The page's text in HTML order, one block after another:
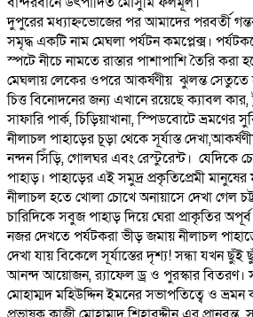
দুপুরের মধ্যাহ্নভোজের পর আমাদের পরবর্তী
সমৃদ্ধ একটি নাম মেঘলা পর্যটন কমপ্লেক্স।
স্পটে নীচে নামতে রাস্তার পাশাপাশি তৈরি করা
মেঘলায় লেকের ওপরে আকর্ষণীয় ঝুলন্ত সেতুতে
চিত্ত বিনোদনের জন্য এখানে রয়েছে ক্যাবল কার,
সাফারি পার্ক, চিড়িয়াখানা, স্পিডবোটে ভ্রমণের
নীলাচল পাহাড়ের চূড়া থেকে সূর্যাস্ত
নন্দন সিঁড়ি, গোলঘর এবং রেস্টুরেন্ট। যেদিকে
পাহাড়। পাহাড়ের এই সমুদ্র প্রকৃতিপ্রেমী
নীলাচল হতে খোলা চোখে অনায়াসে দেখা গেল
চারিদিকে সবুজ পাহাড় দিয়ে ঘেরা প্রাকৃতির
নজর দেখতে পর্যটকরা ভীড় জমায় নীলাচল
দেখা যায় বিকেলে সূর্যাস্তের দৃশ্য! সন্ধা যখন
আনন্দ আয়োজন, র‍্যাফেল ড্র ও পুরস্কার বিতরণ।
মোহাম্মদ মহিউদ্দিন ইমনের সভাপতিত্বে ও